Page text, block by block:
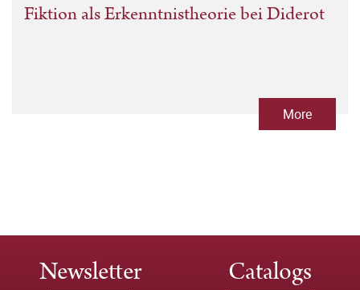
Fiktion als Erkenntnistheorie bei Diderot
More
Newsletter Catalogs